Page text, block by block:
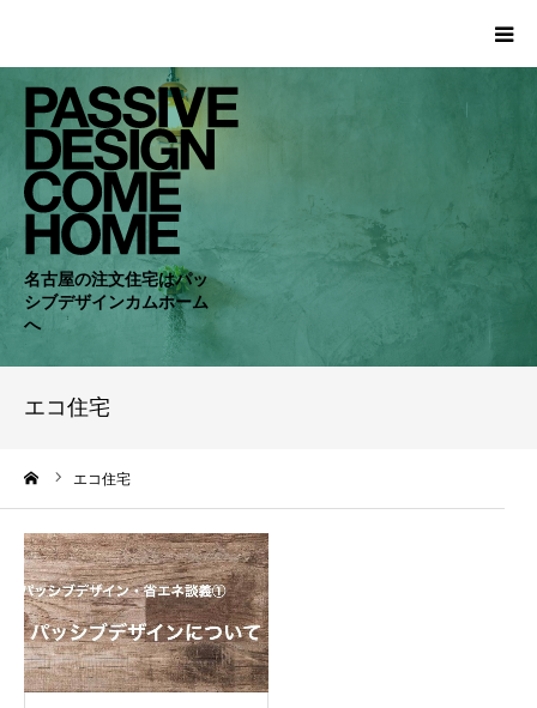
名古屋の注文住宅はパッ
シブデザインカムホーム
へ
エコ住宅
エコ住宅
HOME
WORKS
COMPANY
CONCEPT
NEWS
BLOG
CONTACT